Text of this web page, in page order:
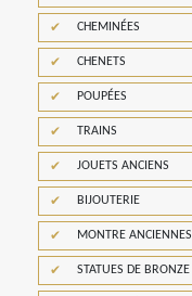
CHEMINÉES
CHENETS
POUPÉES
TRAINS
JOUETS ANCIENS
BIJOUTERIE
MONTRE ANCIENNES
STATUES DE BRONZE